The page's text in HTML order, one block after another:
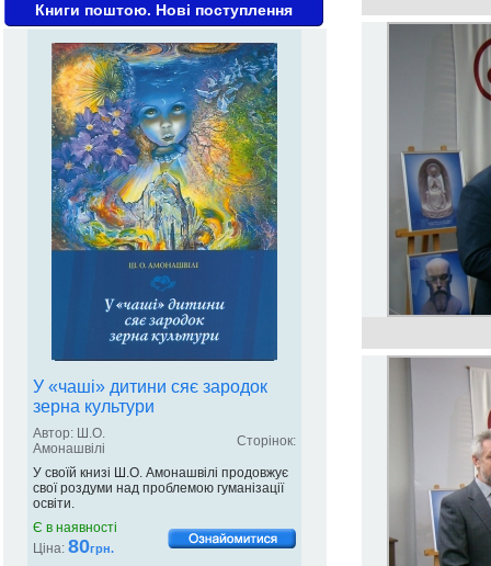
Книги поштою. Нові поступлення
У «чаші» дитини сяє зародок
зерна культури
Автор: Ш.О.
Амонашвілі
Сторінок:
У своїй книзі Ш.О. Амонашвілі продовжує
свої роздуми над проблемою гуманізації
освіти.
Є в наявності
Ціна: 80грн.